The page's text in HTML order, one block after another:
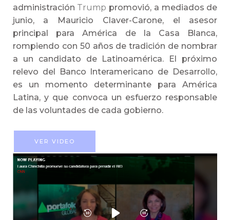
administración Trump promovió, a mediados de
junio, a Mauricio Claver-Carone, el asesor
principal para América de la Casa Blanca,
rompiendo con 50 años de tradición de nombrar
a un candidato de Latinoamérica. El próximo
relevo del Banco Interamericano de Desarrollo,
es un momento determinante para América
Latina, y que convoca un esfuerzo responsable
de las voluntades de cada gobierno.
VER VIDEO